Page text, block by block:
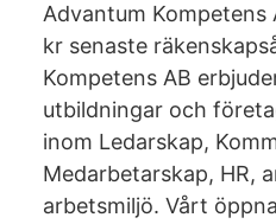
Advantum
kr senaste
Kompetens AB
utbildningar och
inom Ledarskap,
Medarbetarskap, HR,
arbetsmiljö. Vårt